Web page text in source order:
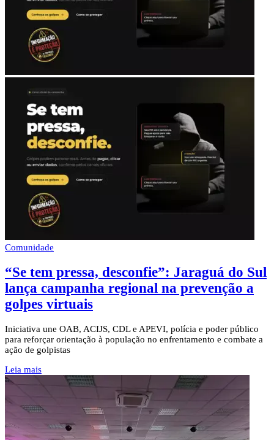
Comunidade
“Se tem pressa, desconfie”: Jaraguá do Sul
lança campanha regional na prevenção a
golpes virtuais
Iniciativa une OAB, ACIJS, CDL e APEVI, polícia e poder público
para reforçar orientação à população no enfrentamento e combate a
ação de golpistas
Leia mais